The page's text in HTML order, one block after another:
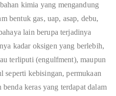
kimia yang mengandung
bentuk gas, uap, asap, debu,
lain berupa terjadinya
kadar oksigen yang berlebih,
terliputi (engulfment), maupun
kebisingan, permukaan
keras yang terdapat dalam